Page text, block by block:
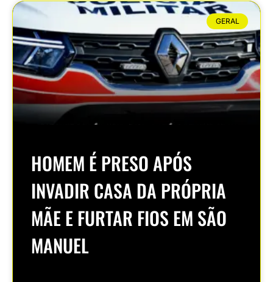
GERAL
HOMEM É PRESO APÓS
INVADIR CASA DA PRÓPRIA
MÃE E FURTAR FIOS EM SÃO
MANUEL